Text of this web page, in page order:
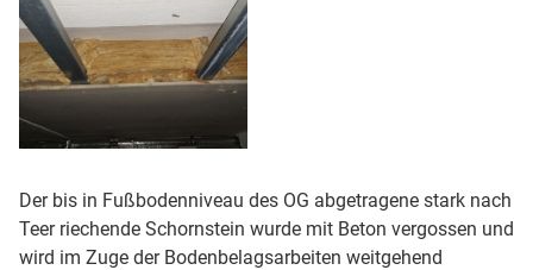
Der bis in Fußbodenniveau des OG abgetragene stark nach
Teer riechende Schornstein wurde mit Beton vergossen und
wird im Zuge der Bodenbelagsarbeiten weitgehend